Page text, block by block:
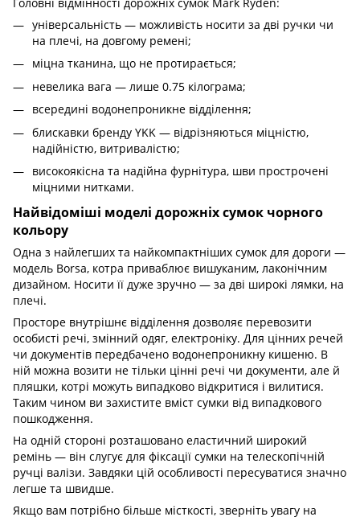
універсальність — можливість носити за дві ручки чи
на плечі, на довгому ремені;
міцна тканина, що не протирається;
невелика вага — лише 0.75 кілограма;
всередині водонепроникне відділення;
блискавки бренду YKK — відрізняються міцністю,
надійністю, витривалістю;
високоякісна та надійна фурнітура, шви прострочені
міцними нитками.
Найвідоміші моделі дорожніх сумок чорного
кольору
Одна з найлегших та найкомпактніших сумок для дороги —
модель Borsa, котра приваблює вишуканим, лаконічним
дизайном. Носити її дуже зручно — за дві широкі лямки, на
плечі.
Просторе внутрішнє відділення дозволяє перевозити
особисті речі, змінний одяг, електроніку. Для цінних речей
чи документів передбачено водонепроникну кишеню. В
ній можна возити не тільки цінні речі чи документи, але й
пляшки, котрі можуть випадково відкритися і вилитися.
Таким чином ви захистите вміст сумки від випадкового
пошкодження.
На одній стороні розташовано еластичний широкий
ремінь — він слугує для фіксації сумки на телескопічній
ручці валізи. Завдяки цій особливості пересуватися значно
легше та швидше.
Якщо вам потрібно більше місткості, зверніть увагу на